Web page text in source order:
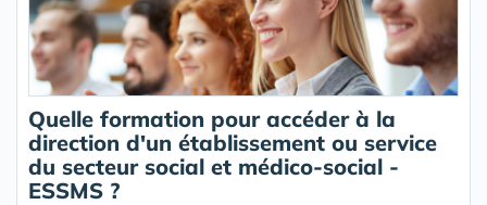
Quelle formation pour accéder à la
direction d'un établissement ou service
du secteur social et médico-social -
ESSMS ?